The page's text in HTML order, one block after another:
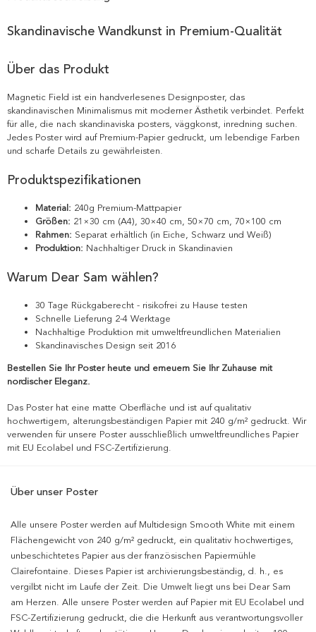
Skandinavische Wandkunst in Premium-Qualität
Über das Produkt
Magnetic Field ist ein handverlesenes Designposter, das
skandinavischen Minimalismus mit moderner Ästhetik verbindet. Perfekt
für alle, die nach skandinaviska posters, väggkonst, inredning suchen.
Jedes Poster wird auf Premium-Papier gedruckt, um lebendige Farben
und scharfe Details zu gewährleisten.
Produktspezifikationen
Material: 240g Premium-Mattpapier
Größen: 21×30 cm (A4), 30×40 cm, 50×70 cm, 70×100 cm
Rahmen: Separat erhältlich (in Eiche, Schwarz und Weiß)
Produktion: Nachhaltiger Druck in Skandinavien
Warum Dear Sam wählen?
30 Tage Rückgaberecht - risikofrei zu Hause testen
Schnelle Lieferung 2-4 Werktage
Nachhaltige Produktion mit umweltfreundlichen Materialien
Skandinavisches Design seit 2016
Bestellen Sie Ihr Poster heute und erneuern Sie Ihr Zuhause mit
nordischer Eleganz.
Das Poster hat eine matte Oberfläche und ist auf qualitativ
hochwertigem, alterungsbeständigen Papier mit 240 g/m² gedruckt. Wir
verwenden für unsere Poster ausschließlich umweltfreundliches Papier
mit EU Ecolabel und FSC-Zertifizierung.
Über unser Poster
Alle unsere Poster werden auf Multidesign Smooth White mit einem
Flächengewicht von 240 g/m² gedruckt, ein qualitativ hochwertiges,
unbeschichtetes Papier aus der französischen Papiermühle
Clairefontaine. Dieses Papier ist archivierungsbeständig, d. h., es
vergilbt nicht im Laufe der Zeit. Die Umwelt liegt uns bei Dear Sam
am Herzen. Alle unsere Poster werden auf Papier mit EU Ecolabel und
FSC-Zertifizierung gedruckt, die die Herkunft aus verantwortungsvoller